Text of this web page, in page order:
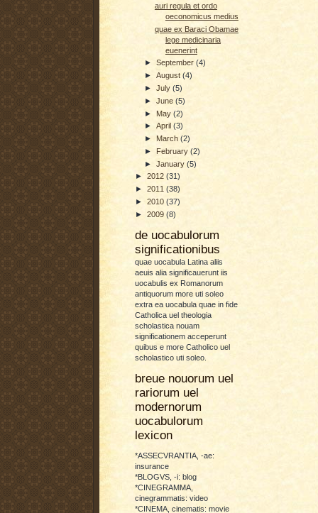
auri regula et ordo
oeconomicus medius
quae ex Baraci Obamae
lege medicinaria
euenerint
►September(4)
►August(4)
►July(5)
►June(5)
► May(2)
►April(3)
►March(2)
►February(2)
►January(5)
► 2012 (31)
► 2011 (38)
► 2010 (37)
► 2009 (8)
de uocabulorum
significationibus
quae uocabula Latina aliis
aeuis alia significauerunt iis
uocabulis ex Romanorum
antiquorum more uti soleo
extra ea uocabula quae in fide
Catholica uel theologia
scholastica nouam
significationem acceperunt
quibus e more Catholico uel
scholastico uti soleo.
breue nouorum uel
rariorum uel
modernorum
uocabulorum
lexicon
*ASSECVRANTIA, -ae:
insurance
*BLOGVS, -i: blog
*CINEGRAMMA,
cinegrammatis: video
*CINEMA, cinematis: movie